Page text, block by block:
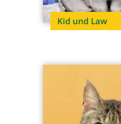
Kid und Law